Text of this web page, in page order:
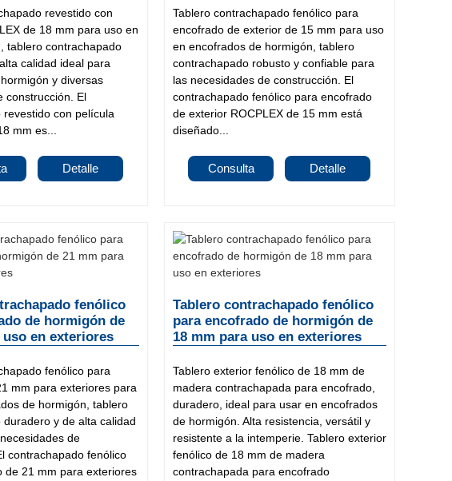
revestido con
de 18 mm para uso en
tablero contrachapado
calidad ideal para
y diversas
construcción. El
revestido con película
mm es...
Detalle
Tablero contrachapado fenólico para
encofrado de exterior de 15 mm para uso
en encofrados de hormigón, tablero
contrachapado robusto y confiable para
las necesidades de construcción. El
contrachapado fenólico para encofrado
de exterior ROCPLEX de 15 mm está
diseñado...
Consulta Detalle
fenólico
de hormigón de
uso en exteriores
fenólico para
mm para exteriores para
de hormigón, tablero
duradero y de alta calidad
de
contrachapado fenólico
de 21 mm para exteriores
Tablero contrachapado fenólico
para encofrado de hormigón de
18 mm para uso en exteriores
Tablero exterior fenólico de 18 mm de
madera contrachapada para encofrado,
duradero, ideal para usar en encofrados
de hormigón. Alta resistencia, versátil y
resistente a la intemperie. Tablero exterior
fenólico de 18 mm de madera
contrachapada para encofrado